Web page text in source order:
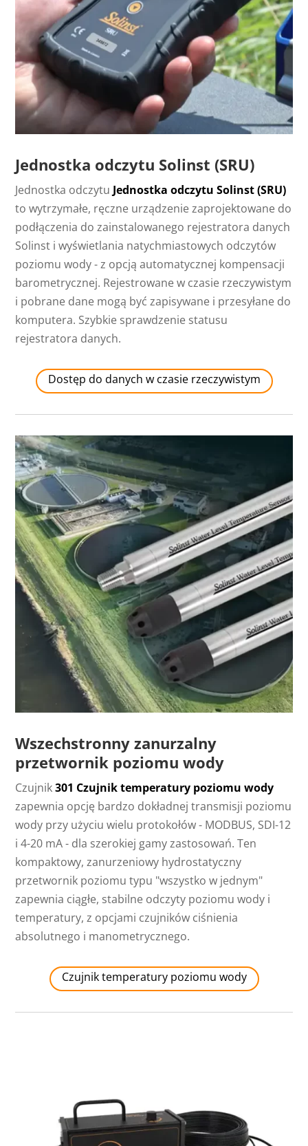
Jednostka odczytu Solinst (SRU)
Jednostka odczytu Jednostka odczytu Solinst (SRU)
to wytrzymałe, ręczne urządzenie zaprojektowane do
podłączenia do zainstalowanego rejestratora danych
Solinst i wyświetlania natychmiastowych odczytów
poziomu wody - z opcją automatycznej kompensacji
barometrycznej. Rejestrowane w czasie rzeczywistym
i pobrane dane mogą być zapisywane i przesyłane do
komputera. Szybkie sprawdzenie statusu
rejestratora danych.
Dostęp do danych w czasie rzeczywistym
Wszechstronny zanurzalny
przetwornik poziomu wody
Czujnik301 Czujnik temperatury poziomu wody
zapewnia opcję bardzo dokładnej transmisji poziomu
wody przy użyciu wielu protokołów - MODBUS, SDI-12
i 4-20 mA - dla szerokiej gamy zastosowań. Ten
kompaktowy, zanurzeniowy hydrostatyczny
przetwornik poziomu typu "wszystko w jednym"
zapewnia ciągłe, stabilne odczyty poziomu wody i
temperatury, z opcjami czujników ciśnienia
absolutnego i manometrycznego.
Czujnik temperatury poziomu wody